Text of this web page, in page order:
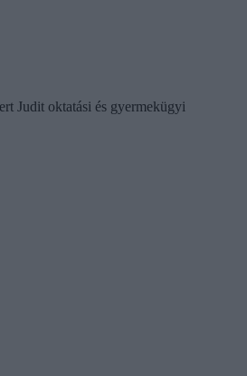
Judit oktatási és gyermekügyi